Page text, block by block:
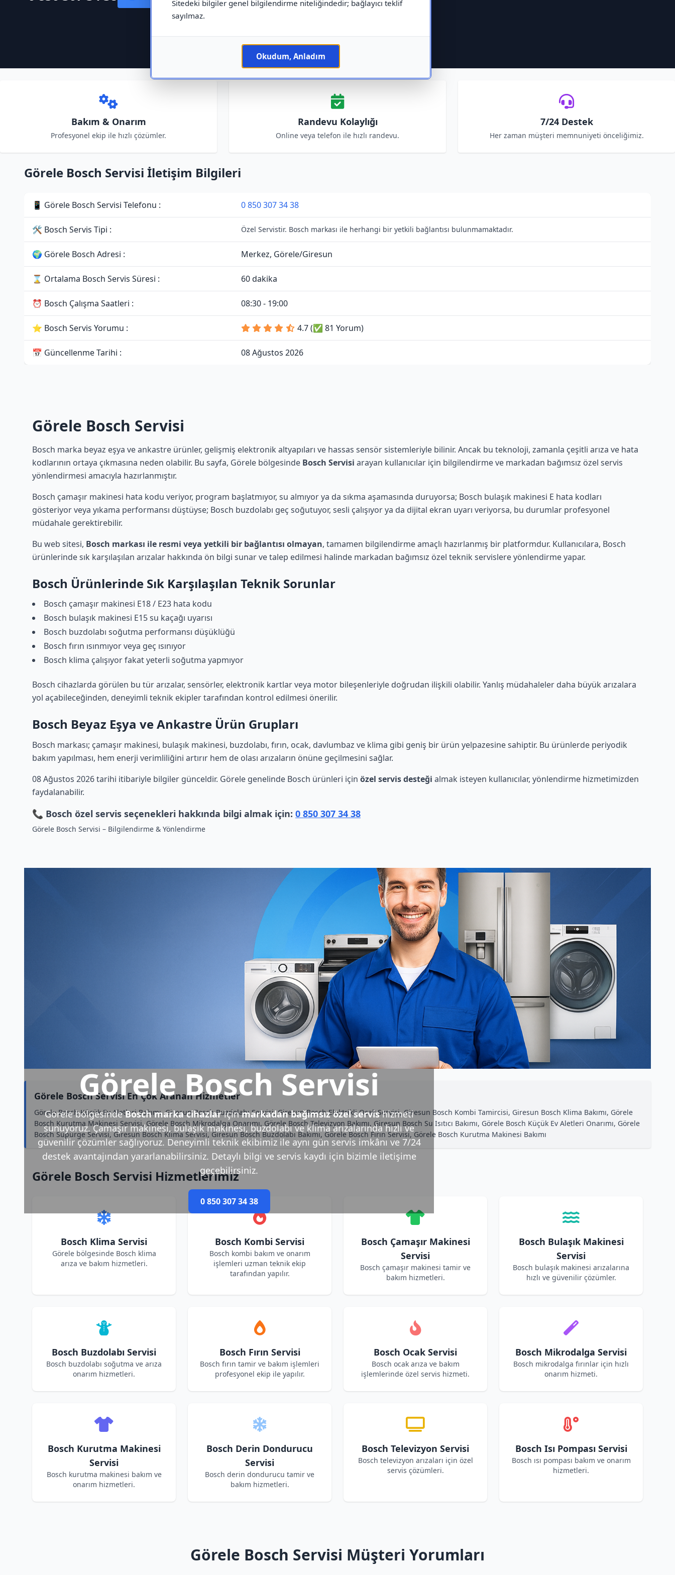
Sitedeki bilgiler genel bilgilendirme niteliğindedir; bağlayıcı teklif
sayılmaz.
Okudum, Anladım
Bakım & Onarım
Profesyonel ekip ile hızlı çözümler.
Randevu Kolaylığı
Online veya telefon ile hızlı randevu.
7/24 Destek
Her zaman müşteri memnuniyeti önceliğimiz.
Görele Bosch Servisi İletişim Bilgileri
📱 Görele Bosch Servisi Telefonu : 0 850 307 34 38
🛠 Bosch Servis Tipi : Özel Servistir. Bosch markası ile herhangi bir yetkili bağlantısı bulunmamaktadır.
🌍 Görele Bosch Adresi : Merkez, Görele/Giresun
⌛ Ortalama Bosch Servis Süresi : 60 dakika
⏰ Bosch Çalışma Saatleri : 08:30 - 19:00
⭐ Bosch Servis Yorumu : 4.7 (✅ 81 Yorum)
📅 Güncellenme Tarihi : 08 Ağustos 2026
Görele Bosch Servisi
Bosch marka beyaz eşya ve ankastre ürünler, gelişmiş elektronik altyapıları ve hassas sensör sistemleriyle bilinir. Ancak bu teknoloji, zamanla çeşitli arıza ve hata
kodlarının ortaya çıkmasına neden olabilir. Bu sayfa, Görele bölgesinde Bosch Servisi arayan kullanıcılar için bilgilendirme ve markadan bağımsız özel servis
yönlendirmesi amacıyla hazırlanmıştır.
Bosch çamaşır makinesi hata kodu veriyor, program başlatmıyor, su almıyor ya da sıkma aşamasında duruyorsa; Bosch bulaşık makinesi E hata kodları
gösteriyor veya yıkama performansı düştüyse; Bosch buzdolabı geç soğutuyor, sesli çalışıyor ya da dijital ekran uyarı veriyorsa, bu durumlar profesyonel
müdahale gerektirebilir.
Bu web sitesi, Bosch markası ile resmi veya yetkili bir bağlantısı olmayan, tamamen bilgilendirme amaçlı hazırlanmış bir platformdur. Kullanıcılara, Bosch
ürünlerinde sık karşılaşılan arızalar hakkında ön bilgi sunar ve talep edilmesi halinde markadan bağımsız özel teknik servislere yönlendirme yapar.
Bosch Ürünlerinde Sık Karşılaşılan Teknik Sorunlar
Bosch çamaşır makinesi E18 / E23 hata kodu
Bosch bulaşık makinesi E15 su kaçağı uyarısı
Bosch buzdolabı soğutma performansı düşüklüğü
Bosch fırın ısınmıyor veya geç ısınıyor
Bosch klima çalışıyor fakat yeterli soğutma yapmıyor
Bosch cihazlarda görülen bu tür arızalar, sensörler, elektronik kartlar veya motor bileşenleriyle doğrudan ilişkili olabilir. Yanlış müdahaleler daha büyük arızalara
yol açabileceğinden, deneyimli teknik ekipler tarafından kontrol edilmesi önerilir.
Bosch Beyaz Eşya ve Ankastre Ürün Grupları
Bosch markası; çamaşır makinesi, bulaşık makinesi, buzdolabı, fırın, ocak, davlumbaz ve klima gibi geniş bir ürün yelpazesine sahiptir. Bu ürünlerde periyodik
bakım yapılması, hem enerji verimliliğini artırır hem de olası arızaların önüne geçilmesini sağlar.
08 Ağustos 2026 tarihi itibariyle bilgiler günceldir. Görele genelinde Bosch ürünleri için özel servis desteği almak isteyen kullanıcılar, yönlendirme hizmetimizden
faydalanabilir.
📞 Bosch özel servis seçenekleri hakkında bilgi almak için: 0 850 307 34 38
Görele Bosch Servisi – Bilgilendirme & Yönlendirme
Görele Bosch Servisi
Görele bölgesindeBosch marka cihazlariçinmarkadan bağımsız özel servishizmeti
sunuyoruz. Çamaşır makinesi, bulaşık makinesi, buzdolabı ve klima arızalarında hızlı ve
güvenilir çözümler sağlıyoruz. Deneyimli teknik ekibimiz ile aynı gün servis imkânı ve 7/24
destek avantajından yararlanabilirsiniz. Detaylı bilgi ve servis kaydı için bizimle iletişime
geçebilirsiniz.
0 850 307 34 38
Görele Bosch Servisi En Çok Aranan Hizmetler
Görele Bosch Küçük Ev Aletleri Bakımı, Giresun Bosch Buzdolabı Servisi, Giresun Bosch Elektrikli Ocak Servisi, Giresun Bosch Kombi Tamircisi, Giresun Bosch Klima Bakımı, Görele
Bosch Kurutma Makinesi Servisi, Görele Bosch Mikrodalga Onarımı, Görele Bosch Televizyon Bakımı, Giresun Bosch Su Isıtıcı Bakımı, Görele Bosch Küçük Ev Aletleri Onarımı, Görele
Bosch Süpürge Servisi, Giresun Bosch Klima Servisi, Giresun Bosch Buzdolabı Bakımı, Görele Bosch Fırın Servisi, Görele Bosch Kurutma Makinesi Bakımı
Görele Bosch Servisi Hizmetlerimiz
Bosch Klima Servisi
Görele bölgesinde Bosch klima
arıza ve bakım hizmetleri.
Bosch Kombi Servisi
Bosch kombi bakım ve onarım
işlemleri uzman teknik ekip
tarafından yapılır.
Bosch Çamaşır Makinesi
Servisi
Bosch çamaşır makinesi tamir ve
bakım hizmetleri.
Bosch Bulaşık Makinesi
Servisi
Bosch bulaşık makinesi arızalarına
hızlı ve güvenilir çözümler.
Bosch Buzdolabı Servisi
Bosch buzdolabı soğutma ve arıza
onarım hizmetleri.
Bosch Fırın Servisi
Bosch fırın tamir ve bakım işlemleri
profesyonel ekip ile yapılır.
Bosch Ocak Servisi
Bosch ocak arıza ve bakım
işlemlerinde özel servis hizmeti.
Bosch Mikrodalga Servisi
Bosch mikrodalga fırınlar için hızlı
onarım hizmeti.
Bosch Kurutma Makinesi
Servisi
Bosch kurutma makinesi bakım ve
onarım hizmetleri.
Bosch Derin Dondurucu
Servisi
Bosch derin dondurucu tamir ve
bakım hizmetleri.
Bosch Televizyon Servisi
Bosch televizyon arızaları için özel
servis çözümleri.
Bosch Isı Pompası Servisi
Bosch ısı pompası bakım ve onarım
hizmetleri.
Görele Bosch Servisi Müşteri Yorumları